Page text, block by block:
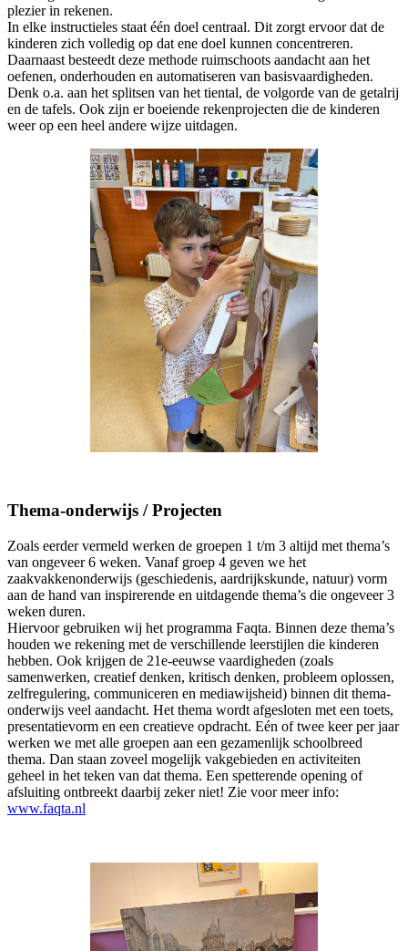
plezier in rekenen.
In elke instructieles staat één doel centraal. Dit zorgt ervoor dat de
kinderen zich volledig op dat ene doel kunnen concentreren.
Daarnaast besteedt deze methode ruimschoots aandacht aan het
oefenen, onderhouden en automatiseren van basisvaardigheden.
Denk o.a. aan het splitsen van het tiental, de volgorde van de getalrij
en de tafels. Ook zijn er boeiende rekenprojecten die de kinderen
weer op een heel andere wijze uitdagen.
Thema-onderwijs / Projecten
Zoals eerder vermeld werken de groepen 1 t/m 3 altijd met thema’s
van ongeveer 6 weken. Vanaf groep 4 geven we het
zaakvakkenonderwijs (geschiedenis, aardrijkskunde, natuur) vorm
aan de hand van inspirerende en uitdagende thema’s die ongeveer 3
weken duren.
Hiervoor gebruiken wij het programma Faqta. Binnen deze thema’s
houden we rekening met de verschillende leerstijlen die kinderen
hebben. Ook krijgen de 21e-eeuwse vaardigheden (zoals
samenwerken, creatief denken, kritisch denken, probleem oplossen,
zelfregulering, communiceren en mediawijsheid) binnen dit thema-
onderwijs veel aandacht. Het thema wordt afgesloten met een toets,
presentatievorm en een creatieve opdracht. Eén of twee keer per jaar
werken we met alle groepen aan een gezamenlijk schoolbreed
thema. Dan staan zoveel mogelijk vakgebieden en activiteiten
geheel in het teken van dat thema. Een spetterende opening of
afsluiting ontbreekt daarbij zeker niet! Zie voor meer info:
www.faqta.nl